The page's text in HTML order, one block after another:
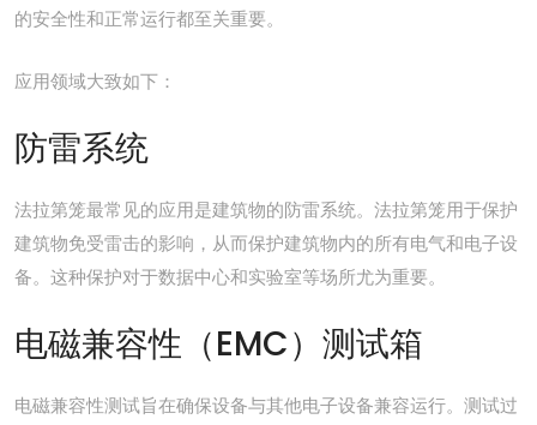
的安全性和正常运行都至关重要。
应用领域大致如下：
防雷系统
法拉第笼最常见的应用是建筑物的防雷系统。 法拉第笼用于保护
建筑物免受雷击的影响，从而保护建筑物内的所有电气和电子设
备。这种保护对于数据中心和实验室等场所尤为重要。
电磁兼容性（EMC）测试箱
电磁兼容性测试旨在确保设备与其他电子设备兼容运行。测试过